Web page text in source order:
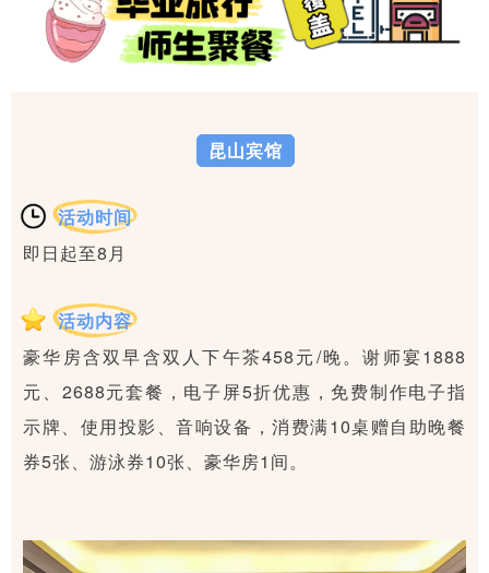
昆山宾馆
活动时间
即日起至8月
活动内容
豪华房含双早含双人下午茶458元/晚。谢师宴1888
元、2688元套餐，电子屏5折优惠，免费制作电子指
示牌、使用投影、音响设备，消费满10桌赠自助晚餐
券5张、游泳券10张、豪华房1间。